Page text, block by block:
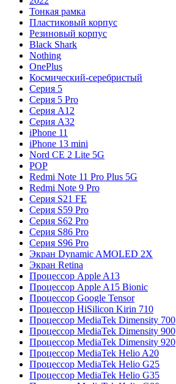
Тонкая рамка
Пластиковый корпус
Резиновый корпус
Black Shark
Nothing
OnePlus
Космический-серебристый
Серия 5
Серия 5 Pro
Серия A12
Серия A32
iPhone 11
iPhone 13 mini
Nord CE 2 Lite 5G
POP
Redmi Note 11 Pro Plus 5G
Redmi Note 9 Pro
Серия S21 FE
Серия S59 Pro
Серия S62 Pro
Серия S86 Pro
Серия S96 Pro
Экран Dynamic AMOLED 2X
Экран Retina
Процессор Apple A13
Процессор Apple A15 Bionic
Процессор Google Tensor
Процессор HiSilicon Kirin 710
Процессор MediaTek Dimensity 700
Процессор MediaTek Dimensity 900
Процессор MediaTek Dimensity 920
Процессор MediaTek Helio A20
Процессор MediaTek Helio G25
Процессор MediaTek Helio G35